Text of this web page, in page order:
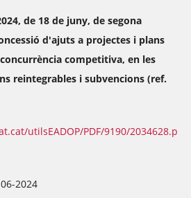
de 18 de juny, de segona
d'ajuts a projectes i plans
competitiva, en les
reintegrables i subvencions (ref.
utilsEADOP/PDF/9190/2034628.p
2024